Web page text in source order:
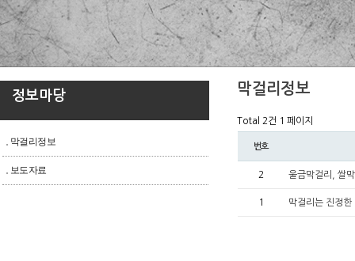
정보마당
막걸리정보
보도자료
막걸리정보
Total 2건 1 페이지
번호
2 울금막걸리, 쌀
1 막걸리는 진정